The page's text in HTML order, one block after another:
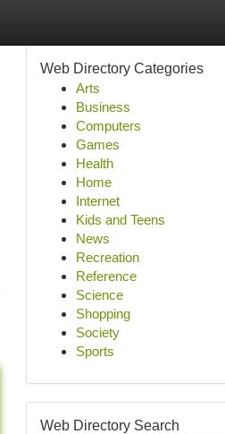
Web Directory Categories
Arts
Business
Computers
Games
Health
Home
Internet
Kids and Teens
News
Recreation
Reference
Science
Shopping
Society
Sports
Web Directory Search